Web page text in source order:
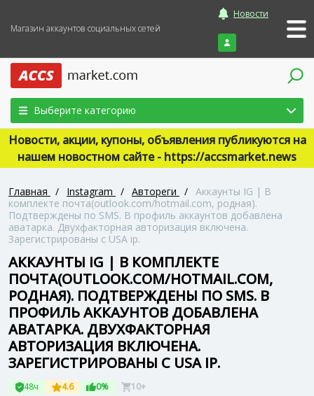
Магазин аккаунтов социальных сетей
Новости
Войти
Выберите категорию
Новости, акции, купоны, объявления публикуются на
нашем новостном сайте - https://accsmarket.news
Главная / Instagram / Автореги / Аккаунты IG | В
комплекте почта(outlook.com/hotmail.com, родная).
Подтверждены по SMS. В профиль аккаунтов добавлена
аватарка. Двухфакторная авторизация включена.
Зарегистрированы с USA ip.
АККАУНТЫ IG | В КОМПЛЕКТЕ
ПОЧТА(OUTLOOK.COM/HOTMAIL.COM,
РОДНАЯ). ПОДТВЕРЖДЕНЫ ПО SMS. В
ПРОФИЛЬ АККАУНТОВ ДОБАВЛЕНА
АВАТАРКА. ДВУХФАКТОРНАЯ
АВТОРИЗАЦИЯ ВКЛЮЧЕНА.
ЗАРЕГИСТРИРОВАНЫ С USA IP.
48ч 4.6 0% 10+